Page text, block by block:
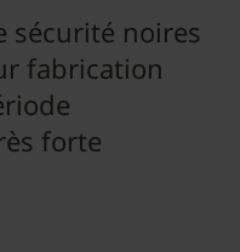
sécurité noires
fabrication
forte